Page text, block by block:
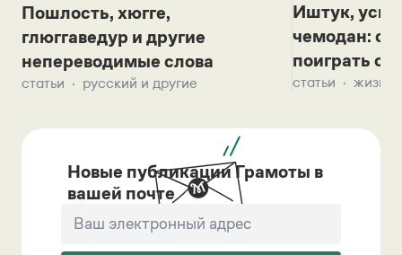
Пошлость, хюгге,
глюггаведур и другие
непереводимые слова
статьи русский и другие
Иштук,
чемодан:
поиграть с
статьи жизнь
Новые публикации Грамоты в
вашей почте